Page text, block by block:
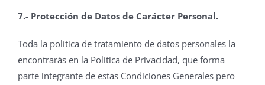
7.- Protección de Datos de Carácter Personal.
Toda la política de tratamiento de datos personales la
encontrarás en la Política de Privacidad, que forma
parte integrante de estas Condiciones Generales pero